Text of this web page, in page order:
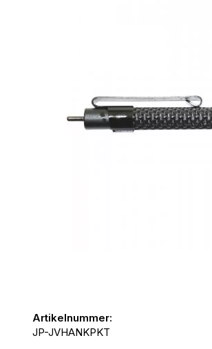
Artikelnummer:
JP-JVHANKPKT